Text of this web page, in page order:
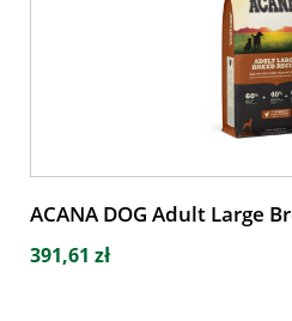
ACANA DOG Adult Large
391,61 zł